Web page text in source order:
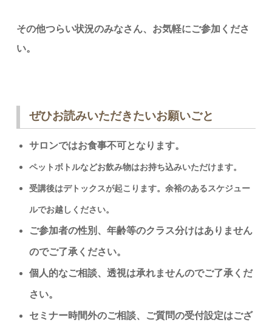
その他つらい状況のみなさん、お気軽にご参加くださ
い。
ぜひお読みいただきたいお願いごと
サロンではお食事不可となります。
ペットボトルなどお飲み物はお持ち込みいただけます。
受講後はデトックスが起こります。余裕のあるスケジュー
ルでお越しください。
ご参加者の性別、年齢等のクラス分けはありません
のでご了承ください。
個人的なご相談、透視は承れませんのでご了承くだ
さい。
セミナー時間外のご相談、ご質問の受付設定はござ